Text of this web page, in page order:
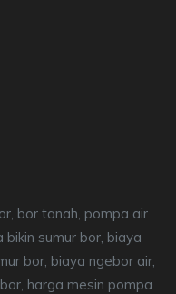
bor tanah, pompa air
bikin sumur bor, biaya
bor, biaya ngebor air,
harga mesin pompa